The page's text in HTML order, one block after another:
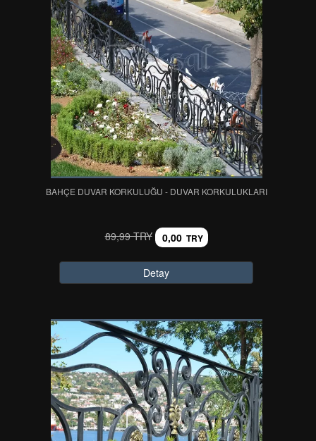
BAHÇE DUVAR KORKULUĞU - DUVAR KORKULUKLARI
89,99 TRY 0,00 TRY
Detay